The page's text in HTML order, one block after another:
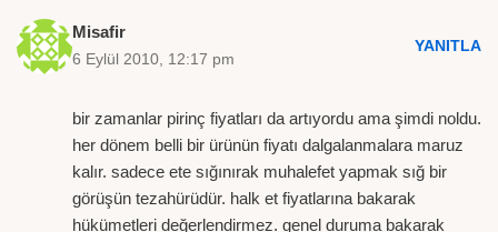
Misafir
6 Eylül 2010, 12:17 pm
YANITLA
bir zamanlar pirinç fiyatları da artıyordu ama şimdi noldu.
her dönem belli bir ürünün fiyatı dalgalanmalara maruz
kalır. sadece ete sığınırak muhalefet yapmak sığ bir
görüşün tezahürüdür. halk et fiyatlarına bakarak
hükümetleri değerlendirmez. genel duruma bakarak